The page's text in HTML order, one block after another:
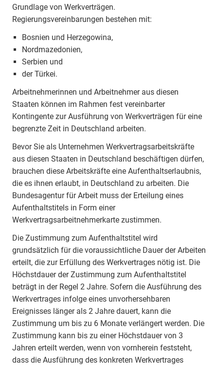
Grundlage von Werkverträgen.
Regierungsvereinbarungen bestehen mit:
Bosnien und Herzegowina,
Nordmazedonien,
Serbien und
der Türkei.
Arbeitnehmerinnen und Arbeitnehmer aus diesen
Staaten können im Rahmen fest vereinbarter
Kontingente zur Ausführung von Werkverträgen für eine
begrenzte Zeit in Deutschland arbeiten.
Bevor Sie als Unternehmen Werkvertragsarbeitskräfte
aus diesen Staaten in Deutschland beschäftigen dürfen,
brauchen diese Arbeitskräfte eine Aufenthaltserlaubnis,
die es ihnen erlaubt, in Deutschland zu arbeiten. Die
Bundesagentur für Arbeit muss der Erteilung eines
Aufenthaltstitels in Form einer
Werkvertragsarbeitnehmerkarte zustimmen.
Die Zustimmung zum Aufenthaltstitel wird
grundsätzlich für die voraussichtliche Dauer der Arbeiten
erteilt, die zur Erfüllung des Werkvertrages nötig ist. Die
Höchstdauer der Zustimmung zum Aufenthaltstitel
beträgt in der Regel 2 Jahre. Sofern die Ausführung des
Werkvertrages infolge eines unvorhersehbaren
Ereignisses länger als 2 Jahre dauert, kann die
Zustimmung um bis zu 6 Monate verlängert werden. Die
Zustimmung kann bis zu einer Höchstdauer von 3
Jahren erteilt werden, wenn von vornherein feststeht,
dass die Ausführung des konkreten Werkvertrages